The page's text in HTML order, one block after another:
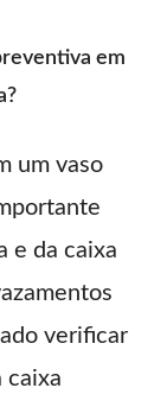
em
um vaso
e da caixa
verificar
caixa